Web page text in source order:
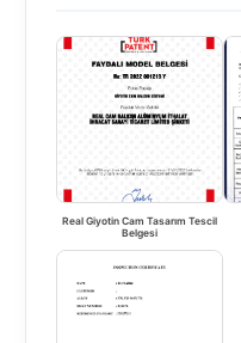
Real Giyotin Cam Tasarım Tescil
Belgesi